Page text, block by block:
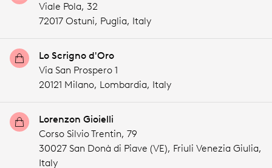
Viale Pola, 32
72017 Ostuni, Puglia, Italy
Lo Scrigno d'Oro
Via San Prospero 1
20121 Milano, Lombardia, Italy
Lorenzon Gioielli
Corso Silvio Trentin, 79
30027 San Donà di Piave (VE), Friuli Venezia Giulia,
Italy